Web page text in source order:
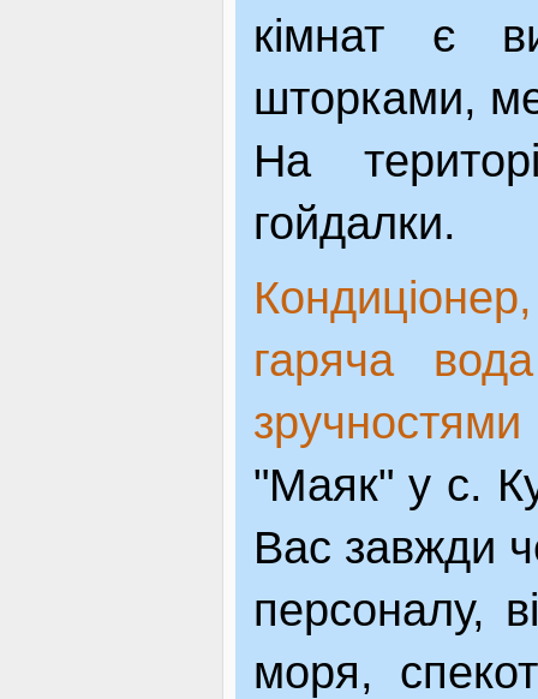
кімнат є
шторками,
На
гойдалки.
гаряча
зручностями
"Маяк" у с.
Вас завжди
персоналу,
моря,